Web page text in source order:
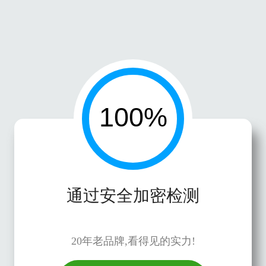
通过安全加密检测
20年老品牌,看得见的实力!